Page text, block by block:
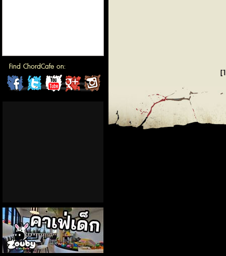
Find ChordCafe on:
ChordCafeChordCafeChordCafeChordCafe